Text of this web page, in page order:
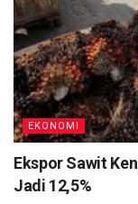
EKONOMI
Ekspor Sawit
Jadi 12,5%